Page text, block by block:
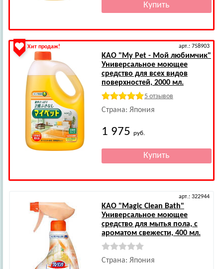
Хит продаж! арт.: 758903
KAO"My Pet - Мой любимчик"
Универсальное моющее
средство для всех видов
поверхностей, 2000 мл.
5 отзывов
Страна: Япония
1 975 руб.
арт.: 322944
KAO"Magiс Clean Bath"
Универсальное моющее
средство для мытья пола, с
ароматом свежести, 400 мл.
Страна: Япония